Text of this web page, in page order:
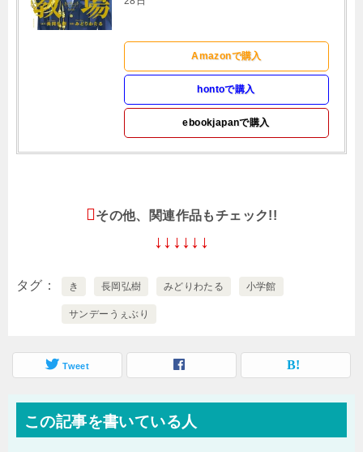
Amazonで購入
hontoで購入
ebookjapanで購入
その他、関連作品もチェック!!
↓↓↓↓↓↓
タグ き 長岡弘樹 みどりわたる 小学館
サンデーうぇぶり
Tweet
この記事を書いている人